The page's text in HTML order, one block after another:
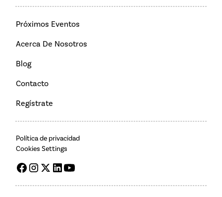
Próximos Eventos
Acerca De Nosotros
Blog
Contacto
Regístrate
Política de privacidad
Cookies Settings